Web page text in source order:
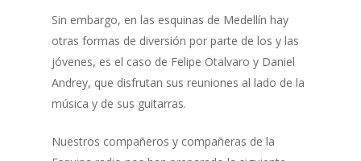
Sin embargo, en las esquinas de Medellín hay
otras formas de diversión por parte de los y las
jóvenes, es el caso de Felipe Otalvaro y Daniel
Andrey, que disfrutan sus reuniones al lado de la
música y de sus guitarras.
Nuestros compañeros y compañeras de la